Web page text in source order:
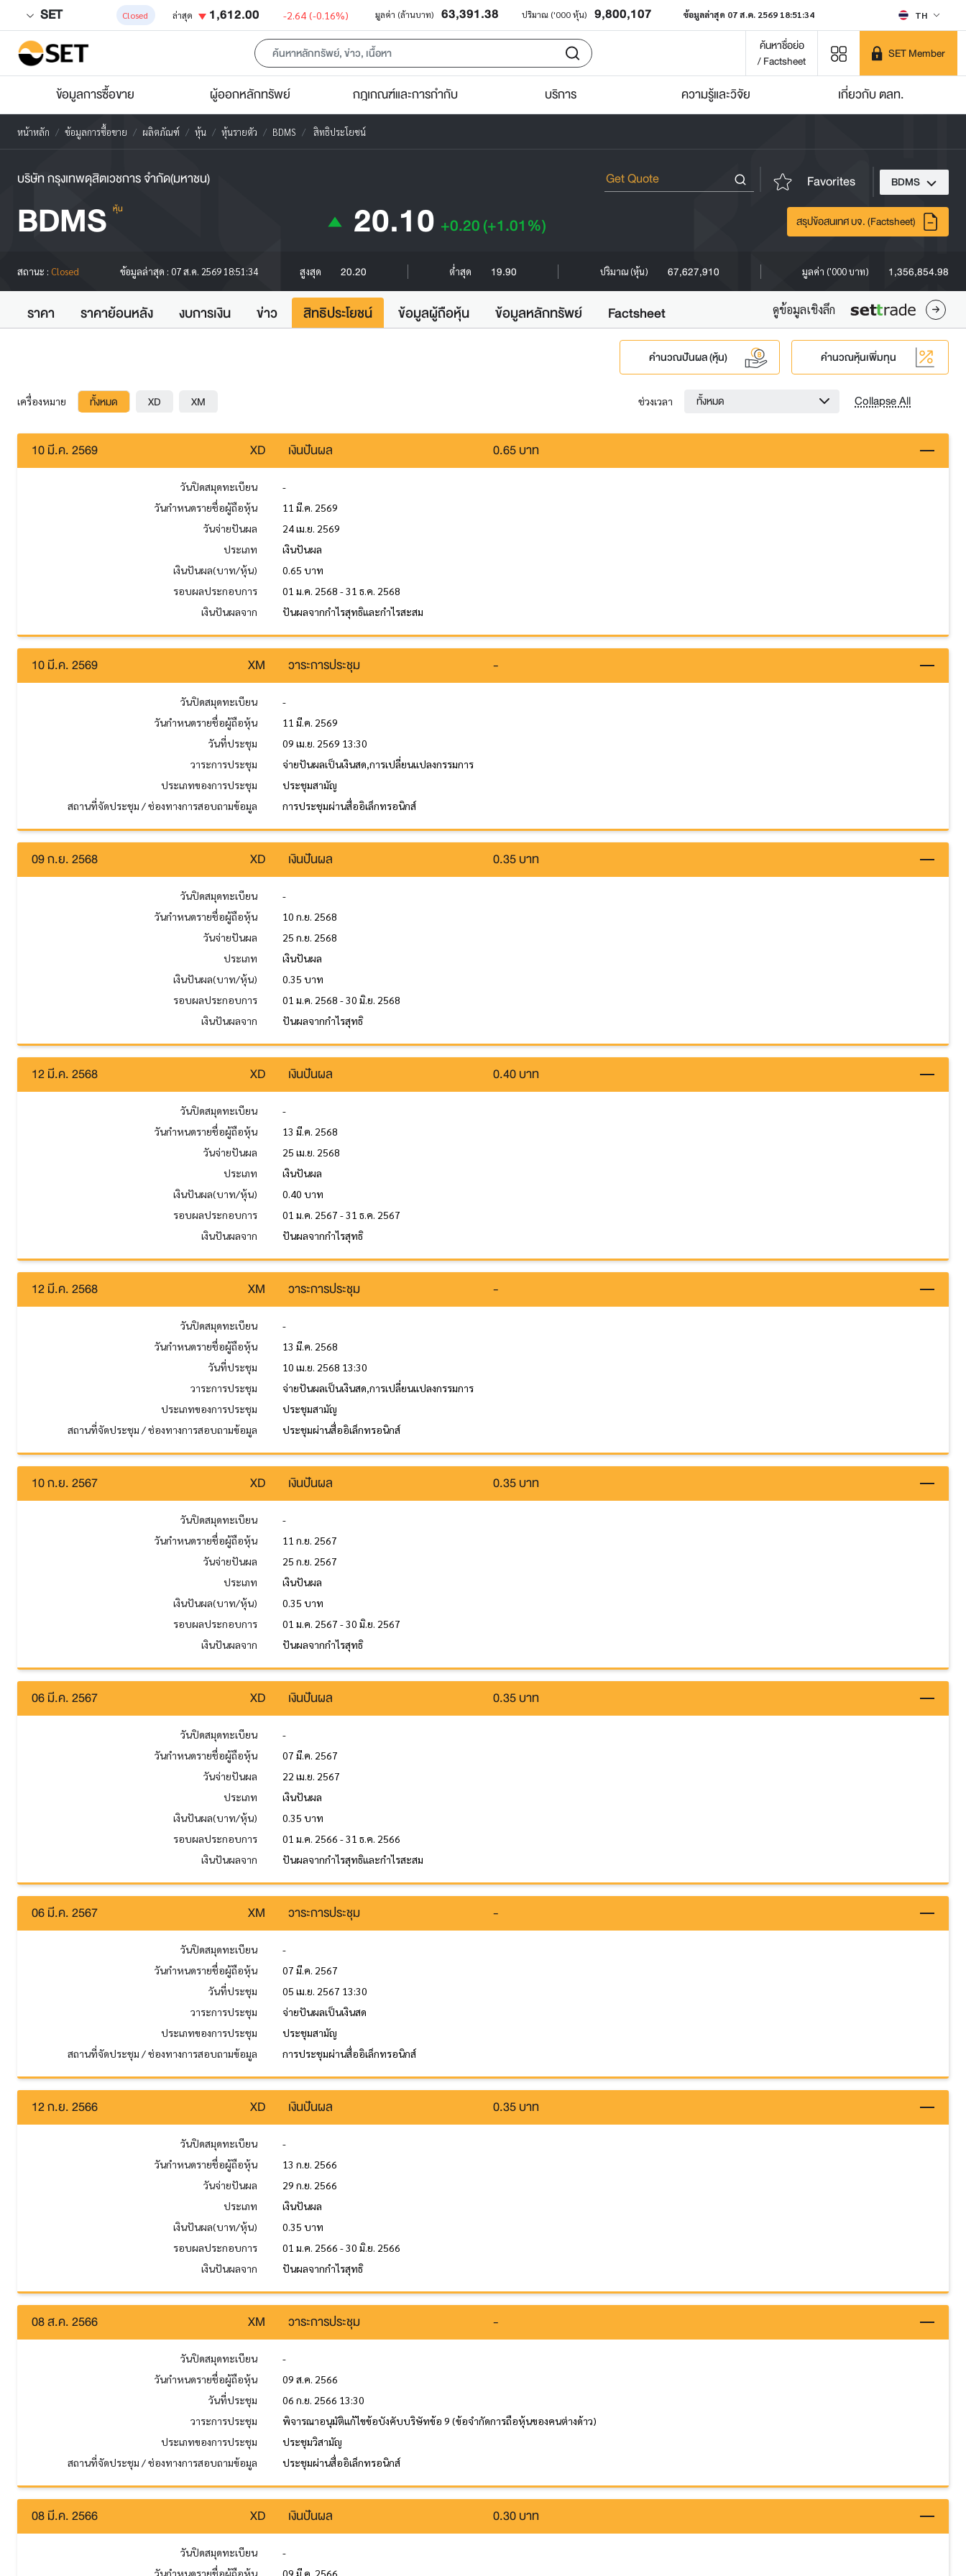
SET Closed ล่าสุด 1,612.00 -2.64 (-0.16%) มูลค่า (ล้านบาท) 63,391.38 ปริมาณ ('000 หุ้น) 9,800,107 ข้อมูลล่าสุด 07 ส.ค. 2569 18:51:34 TH
ค้นหาชื่อย่อ
/ Factsheet
SET Member
ข้อมูลการซื้อขาย ผู้ออกหลักทรัพย์ กฎเกณฑ์และการกำกับ บริการ ความรู้และวิจัย เกี่ยวกับ ตลท.
หน้าหลัก ข้อมูลการซื้อขาย ผลิตภัณฑ์ หุ้น หุ้นรายตัว BDMS สิทธิประโยชน์
บริษัท กรุงเทพดุสิตเวชการ จำกัด(มหาชน) Favorites BDMS
BDMS หุ้น 20.10 +0.20(+1.01%) สรุปข้อสนเทศ บจ. (Factsheet)
สถานะ : Closed ข้อมูลล่าสุด :07 ส.ค. 2569 18:51:34 สูงสุด 20.20 ต่ำสุด 19.90 ปริมาณ (หุ้น) 67,627,910 มูลค่า ('000 บาท) 1,356,854.98
ราคา ราคาย้อนหลัง งบการเงิน ข่าว สิทธิประโยชน์ ข้อมูลผู้ถือหุ้น ข้อมูลหลักทรัพย์ Factsheet ดูข้อมูลเชิงลึก
คำนวณปันผล (หุ้น) คำนวณหุ้นเพิ่มทุน
เครื่องหมาย ทั้งหมด XD XM ช่วงเวลา ทั้งหมด Collapse All
10 มี.ค. 2569 XD เงินปันผล 0.65 บาท
วันปิดสมุดทะเบียน
-
วันกำหนดรายชื่อผู้ถือหุ้น
11 มี.ค. 2569
วันจ่ายปันผล
24 เม.ย. 2569
ประเภท
เงินปันผล
เงินปันผล(บาท/หุ้น)
0.65 บาท
รอบผลประกอบการ
01 ม.ค. 2568 - 31 ธ.ค. 2568
เงินปันผลจาก
ปันผลจากกำไรสุทธิและกำไรสะสม
10 มี.ค. 2569 XM วาระการประชุม -
วันปิดสมุดทะเบียน
-
วันกำหนดรายชื่อผู้ถือหุ้น
11 มี.ค. 2569
วันที่ประชุม
09 เม.ย. 2569 13:30
วาระการประชุม
จ่ายปันผลเป็นเงินสด,การเปลี่ยนแปลงกรรมการ
ประเภทของการประชุม
ประชุมสามัญ
สถานที่จัดประชุม / ช่องทางการสอบถามข้อมูล
การประชุมผ่านสื่ออิเล็กทรอนิกส์
09 ก.ย. 2568 XD เงินปันผล 0.35 บาท
วันปิดสมุดทะเบียน
-
วันกำหนดรายชื่อผู้ถือหุ้น
10 ก.ย. 2568
วันจ่ายปันผล
25 ก.ย. 2568
ประเภท
เงินปันผล
เงินปันผล(บาท/หุ้น)
0.35 บาท
รอบผลประกอบการ
01 ม.ค. 2568 - 30 มิ.ย. 2568
เงินปันผลจาก
ปันผลจากกำไรสุทธิ
12 มี.ค. 2568 XD เงินปันผล 0.40 บาท
วันปิดสมุดทะเบียน
-
วันกำหนดรายชื่อผู้ถือหุ้น
13 มี.ค. 2568
วันจ่ายปันผล
25 เม.ย. 2568
ประเภท
เงินปันผล
เงินปันผล(บาท/หุ้น)
0.40 บาท
รอบผลประกอบการ
01 ม.ค. 2567 - 31 ธ.ค. 2567
เงินปันผลจาก
ปันผลจากกำไรสุทธิ
12 มี.ค. 2568 XM วาระการประชุม -
วันปิดสมุดทะเบียน
-
วันกำหนดรายชื่อผู้ถือหุ้น
13 มี.ค. 2568
วันที่ประชุม
10 เม.ย. 2568 13:30
วาระการประชุม
จ่ายปันผลเป็นเงินสด,การเปลี่ยนแปลงกรรมการ
ประเภทของการประชุม
ประชุมสามัญ
สถานที่จัดประชุม / ช่องทางการสอบถามข้อมูล
ประชุมผ่านสื่ออิเล็กทรอนิกส์
10 ก.ย. 2567 XD เงินปันผล 0.35 บาท
วันปิดสมุดทะเบียน
-
วันกำหนดรายชื่อผู้ถือหุ้น
11 ก.ย. 2567
วันจ่ายปันผล
25 ก.ย. 2567
ประเภท
เงินปันผล
เงินปันผล(บาท/หุ้น)
0.35 บาท
รอบผลประกอบการ
01 ม.ค. 2567 - 30 มิ.ย. 2567
เงินปันผลจาก
ปันผลจากกำไรสุทธิ
06 มี.ค. 2567 XD เงินปันผล 0.35 บาท
วันปิดสมุดทะเบียน
-
วันกำหนดรายชื่อผู้ถือหุ้น
07 มี.ค. 2567
วันจ่ายปันผล
22 เม.ย. 2567
ประเภท
เงินปันผล
เงินปันผล(บาท/หุ้น)
0.35 บาท
รอบผลประกอบการ
01 ม.ค. 2566 - 31 ธ.ค. 2566
เงินปันผลจาก
ปันผลจากกำไรสุทธิและกำไรสะสม
06 มี.ค. 2567 XM วาระการประชุม -
วันปิดสมุดทะเบียน
-
วันกำหนดรายชื่อผู้ถือหุ้น
07 มี.ค. 2567
วันที่ประชุม
05 เม.ย. 2567 13:30
วาระการประชุม
จ่ายปันผลเป็นเงินสด
ประเภทของการประชุม
ประชุมสามัญ
สถานที่จัดประชุม / ช่องทางการสอบถามข้อมูล
การประชุมผ่านสื่ออิเล็กทรอนิกส์
12 ก.ย. 2566 XD เงินปันผล 0.35 บาท
วันปิดสมุดทะเบียน
-
วันกำหนดรายชื่อผู้ถือหุ้น
13 ก.ย. 2566
วันจ่ายปันผล
29 ก.ย. 2566
ประเภท
เงินปันผล
เงินปันผล(บาท/หุ้น)
0.35 บาท
รอบผลประกอบการ
01 ม.ค. 2566 - 30 มิ.ย. 2566
เงินปันผลจาก
ปันผลจากกำไรสุทธิ
08 ส.ค. 2566 XM วาระการประชุม -
วันปิดสมุดทะเบียน
-
วันกำหนดรายชื่อผู้ถือหุ้น
09 ส.ค. 2566
วันที่ประชุม
06 ก.ย. 2566 13:30
วาระการประชุม
พิจารณาอนุมัติแก้ไขข้อบังคับบริษัทข้อ 9 (ข้อจำกัดการถือหุ้นของคนต่างด้าว)
ประเภทของการประชุม
ประชุมวิสามัญ
สถานที่จัดประชุม / ช่องทางการสอบถามข้อมูล
ประชุมผ่านสื่ออิเล็กทรอนิกส์
08 มี.ค. 2566 XD เงินปันผล 0.30 บาท
วันปิดสมุดทะเบียน
-
วันกำหนดรายชื่อผู้ถือหุ้น
09 มี.ค. 2566